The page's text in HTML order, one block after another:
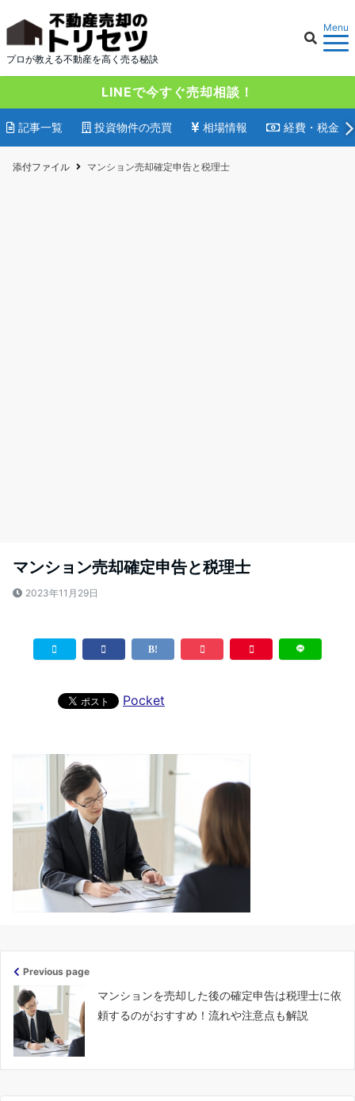
プロが教える不動産を高く売る秘訣
Menu
LINEで今すぐ売却相談！
記事一覧 投資物件の売買 相場情報 経費・税金
添付ファイル マンション売却確定申告と税理士
マンション売却確定申告と税理士
2023年11月29日
Pocket
Previous page
マンションを売却した後の確定申告は税理士に依
頼するのがおすすめ！流れや注意点も解説